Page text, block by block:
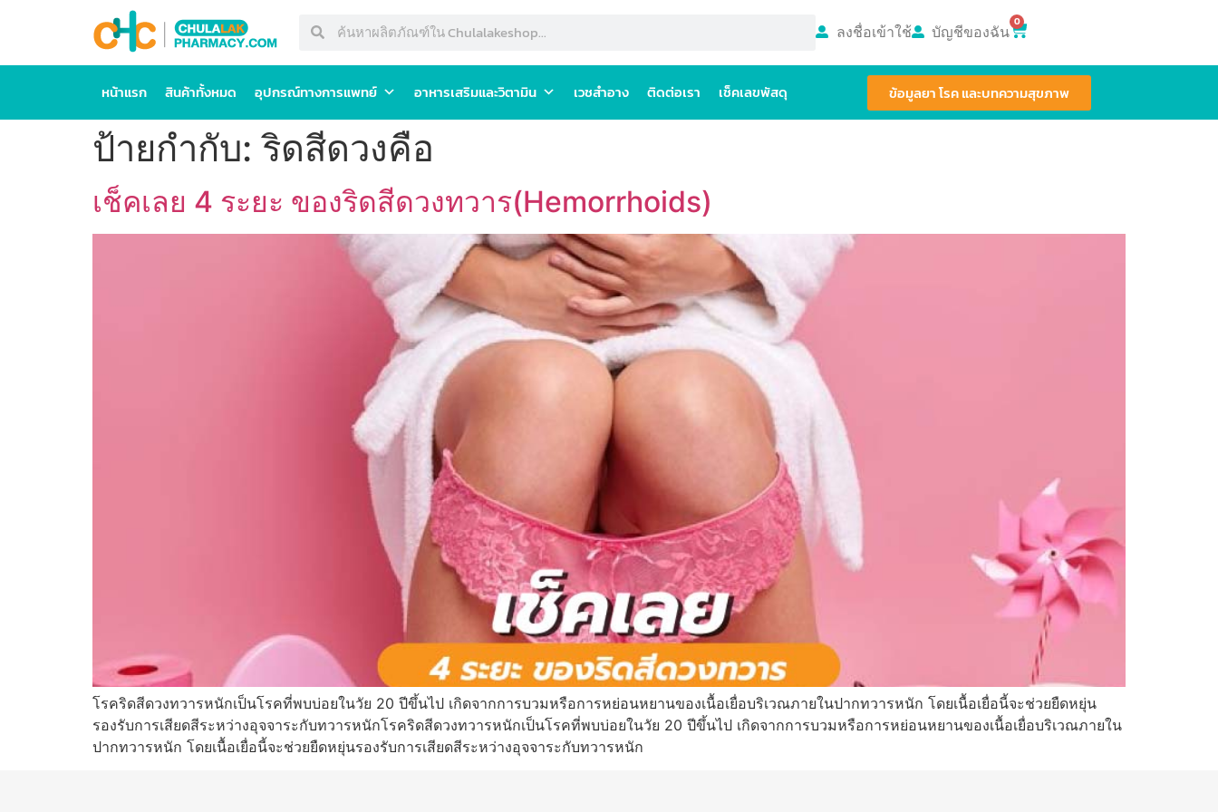
ลงชื่อเข้าใช้ บัญชีของฉัน 0
หน้าแรก สินค้าทั้งหมด อุปกรณ์ทางการแพทย์ อาหารเสริมและวิตามิน เวชสำอาง ติดต่อเรา เช็คเลขพัสดุ ข้อมูลยา โรค และบทความสุขภาพ
ป้ายกำกับ:ริดสีดวงคือ
เช็คเลย 4 ระยะ ของริดสีดวงทวาร(Hemorrhoids)
โรคริดสีดวงทวารหนักเป็นโรคที่พบบ่อยในวัย 20 ปีขึ้นไป เกิดจากการบวมหรือการหย่อนหยานของเนื้อเยื่อบริเวณภายในปากทวารหนัก โดยเนื้อเยื่อนี้จะช่วยยืดหยุ่น
รองรับการเสียดสีระหว่างอุจจาระกับทวารหนักโรคริดสีดวงทวารหนักเป็นโรคที่พบบ่อยในวัย 20 ปีขึ้นไป เกิดจากการบวมหรือการหย่อนหยานของเนื้อเยื่อบริเวณภายใน
ปากทวารหนัก โดยเนื้อเยื่อนี้จะช่วยยืดหยุ่นรองรับการเสียดสีระหว่างอุจจาระกับทวารหนัก